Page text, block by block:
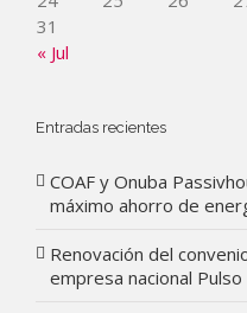
« Jul
31
Entradas recientes
COAF y Onuba
máximo ahorro de
Renovación del
empresa nacional Pulso